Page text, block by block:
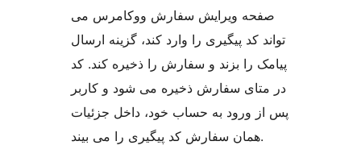
صفحه ویرایش سفارش ووکامرس می
تواند کد پیگیری را وارد کند، گزینه ارسال
پیامک را بزند و سفارش را ذخیره کند. کد
در متای سفارش ذخیره می شود و کاربر
پس از ورود به حساب خود، داخل جزئیات
همان سفارش کد پیگیری را می بیند.